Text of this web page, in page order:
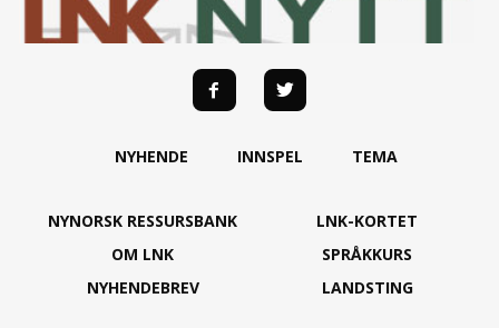
NYHENDE INNSPEL TEMA
NYNORSK RESSURSBANK
OM LNK
NYHENDEBREV
LNK-KORTET
SPRÅKKURS
LANDSTING